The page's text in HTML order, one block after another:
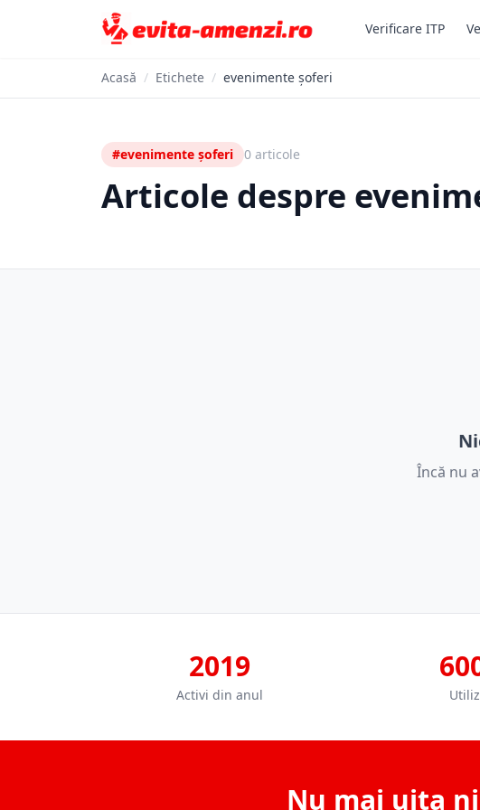
Verificare ITP
Acasă / Etichete / evenimente șoferi
#evenimente șoferi 0 articole
Articole despre
Încă nu
2019
Activi din anul
Nu mai uita